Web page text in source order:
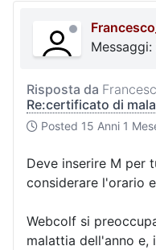
Messaggi:
Risposta da
Re:certificato di
Posted 15 Anni 1
Deve inserire M per
considerare l'orario
Webcolf si
malattia dell'anno e,